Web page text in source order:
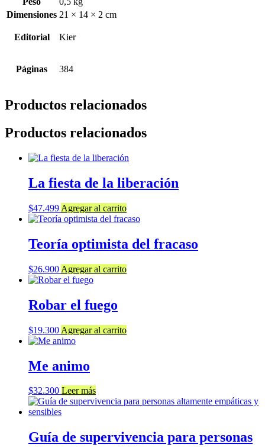
Dimensiones 21 × 14 × 2 cm
Editorial Kier
Páginas 384
Productos relacionados
Productos relacionados
La fiesta de la liberación
$47.499 Agregar al carrito
Teoría optimista del fracaso
$26.900 Agregar al carrito
Robar el fuego
$19.300 Agregar al carrito
Me animo
$32.300 Leer más
Guía de supervivencia para personas